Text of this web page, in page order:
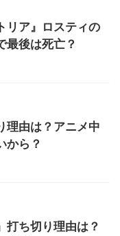
リア』ロスティの
最後は死亡？
理由は？アニメ中
から？
打ち切り理由は？